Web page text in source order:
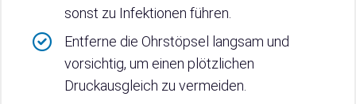
sonst zu Infektionen führen.
Entferne die Ohrstöpsel langsam und
vorsichtig, um einen plötzlichen
Druckausgleich zu vermeiden.